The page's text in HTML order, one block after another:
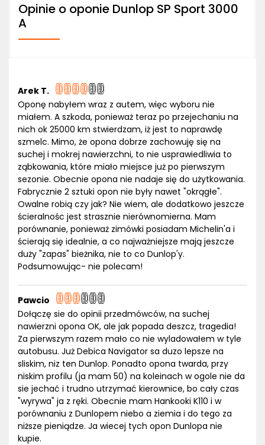
Opinie o oponie Dunlop SP Sport 3000
A
Arek T.
Oponę nabyłem wraz z autem, więc wyboru nie
miałem. A szkoda, ponieważ teraz po przejechaniu na
nich ok 25000 km stwierdzam, iż jest to naprawdę
szmelc. Mimo, że opona dobrze zachowuję się na
suchej i mokrej nawierzchni, to nie usprawiedliwia to
ząbkowania, które miało miejsce już po pierwszym
sezonie. Obecnie opona nie nadaje się do użytkowania.
Fabrycznie 2 sztuki opon nie były nawet "okrągłe".
Owalne robią czy jak? Nie wiem, ale dodatkowo jeszcze
ścieralnośc jest strasznie nierównomierna. Mam
porównanie, ponieważ zimówki posiadam Michelin'a i
ścierają się idealnie, a co najważniejsze mają jeszcze
duży "zapas" bieżnika, nie to co Dunlop'y.
Podsumowując- nie polecam!
Pawcio
Dołączę sie do opinii przedmówców, na suchej
nawierzni opona OK, ale jak popada deszcz, tragedia!
Za pierwszym razem mało co nie wyladowałem w tyle
autobusu. Już Debica Navigator sa duzo lepsze na
sliskim, niz ten Dunlop. Ponadto opona twarda, przy
niskim profilu (ja mam 50) na koleinach w ogole nie da
sie jechać i trudno utrzymać kierownice, bo cały czas
"wyrywa" ja z ręki. Obecnie mam Hankooki K110 i w
porównaniu z Dunlopem niebo a ziemia i do tego za
niższe pieniądze. Ja wiecej tych opon Dunlopa nie
kupie.